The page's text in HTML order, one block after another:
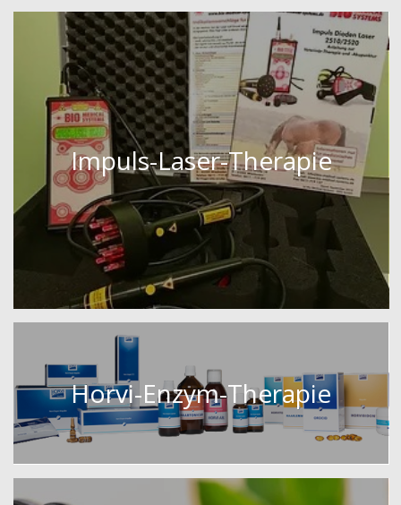
Impuls-Laser-Therapie
Horvi-Enzym-Therapie